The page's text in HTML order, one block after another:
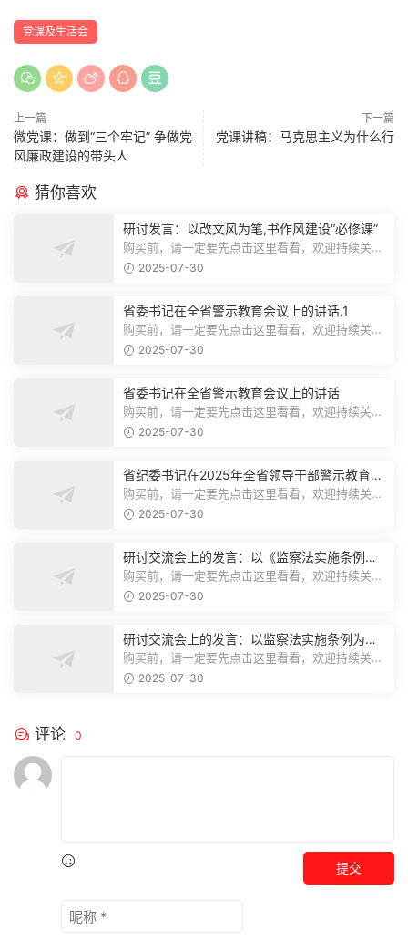
党课及生活会
上一篇
微党课：做到“三个牢记” 争做党
风廉政建设的带头人
下一篇
党课讲稿：马克思主义为什么行
猜你喜欢
研讨发言：以改文风为笔,书作风建设“必修课”
购买前，请一定要先点击这里看看，欢迎持续关
注，精彩模板每天推送预览结束，本文...
2025-07-30
省委书记在全省警示教育会议上的讲话.1
购买前，请一定要先点击这里看看，欢迎持续关
注，精彩模板每天推送预览结束，本文...
2025-07-30
省委书记在全省警示教育会议上的讲话
购买前，请一定要先点击这里看看，欢迎持续关
注，精彩模板每天推送预览结束，本文...
2025-07-30
省纪委书记在2025年全省领导干部警示教育会
上的讲话.1
购买前，请一定要先点击这里看看，欢迎持续关
注，精彩模板每天推送预览结束，本文...
2025-07-30
研讨交流会上的发言：以《监察法实施条例》
为纲,推动巡察工作高质量发展
购买前，请一定要先点击这里看看，欢迎持续关
注，精彩模板每天推送预览结束，本文...
2025-07-30
研讨交流会上的发言：以监察法实施条例为纲
推动巡察工作高质量发展
购买前，请一定要先点击这里看看，欢迎持续关
注，精彩模板每天推送预览结束，本文...
2025-07-30
评论 0
提交